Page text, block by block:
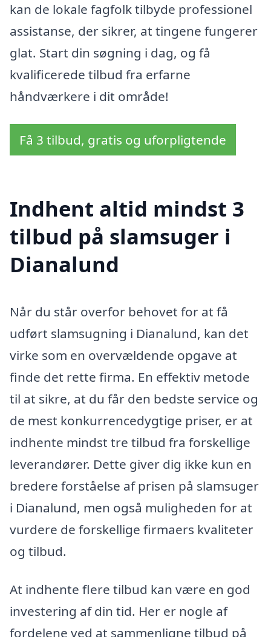
kan de lokale fagfolk tilbyde professionel
assistanse, der sikrer, at tingene fungerer
glat. Start din søgning i dag, og få
kvalificerede tilbud fra erfarne
håndværkere i dit område!
Få 3 tilbud, gratis og uforpligtende
Indhent altid mindst 3
tilbud på slamsuger i
Dianalund
Når du står overfor behovet for at få
udført slamsugning i Dianalund, kan det
virke som en overvældende opgave at
finde det rette firma. En effektiv metode
til at sikre, at du får den bedste service og
de mest konkurrencedygtige priser, er at
indhente mindst tre tilbud fra forskellige
leverandører. Dette giver dig ikke kun en
bredere forståelse af prisen på slamsuger
i Dianalund, men også muligheden for at
vurdere de forskellige firmaers kvaliteter
og tilbud.
At indhente flere tilbud kan være en god
investering af din tid. Her er nogle af
fordelene ved at sammenligne tilbud på